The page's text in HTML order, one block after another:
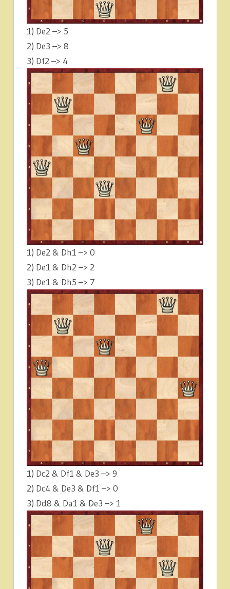
1) De2 –> 5
2) De3 –> 8
3) Df2 –> 4
1) De2 & Dh1 –> 0
2) De1 & Dh2 –> 2
3) De1 & Dh5 –> 7
1) Dc2 & Df1 & De3 –> 9
2) Dc4 & De3 & Df1 –> 0
3) Dd8 & Da1 & De3 –> 1